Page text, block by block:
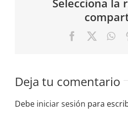
Selecciona la
Facebook
Deja tu comentario
Debe iniciar sesión para